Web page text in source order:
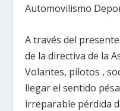
Automovilismo
A través del
de la directiva de la
Volantes, pilotos ,
llegar el sentido
irreparable pérdida